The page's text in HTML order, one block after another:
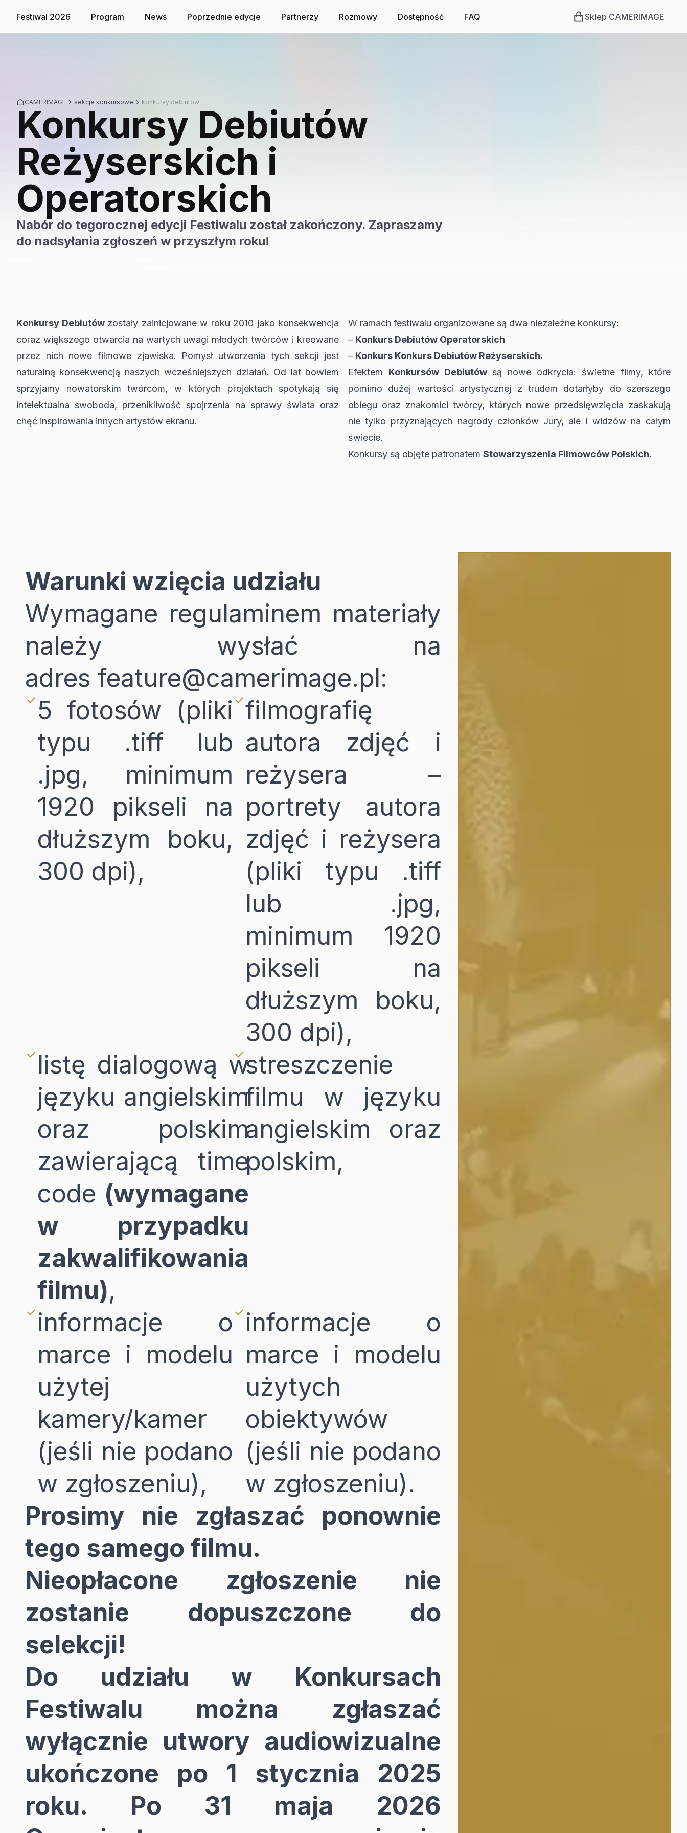
Festiwal 2026
Program News Poprzednie edycje Partnerzy Rozmowy Dostępność FAQ Sklep CAMERIMAGE
CAMERIMAGE sekcje konkursowe konkursy debiutow
Konkursy Debiutów
Reżyserskich i
Operatorskich
Nabór do tegorocznej edycji Festiwalu został zakończony. Zapraszamy
do nadsyłania zgłoszeń w przyszłym roku!
Konkursy Debiutów zostały zainicjowane w roku 2010 jako konsekwencja
coraz większego otwarcia na wartych uwagi młodych twórców i kreowane
przez nich nowe filmowe zjawiska. Pomysł utworzenia tych sekcji jest
naturalną konsekwencją naszych wcześniejszych działań. Od lat bowiem
sprzyjamy nowatorskim twórcom, w których projektach spotykają się
intelektualna swoboda, przenikliwość spojrzenia na sprawy świata oraz
chęć inspirowania innych artystów ekranu.
W ramach festiwalu organizowane są dwa niezależne konkursy:
– Konkurs Debiutów Operatorskich
– Konkurs Konkurs Debiutów Reżyserskich.
Efektem Konkursów Debiutów są nowe odkrycia: świetne filmy, które
pomimo dużej wartości artystycznej z trudem dotarłyby do szerszego
obiegu oraz znakomici twórcy, których nowe przedsięwzięcia zaskakują
nie tylko przyznających nagrody członków Jury, ale i widzów na całym
świecie.
Konkursy są objęte patronatem Stowarzyszenia Filmowców Polskich.
Warunki wzięcia udziału
Wymagane regulaminem materiały
należy wysłać na
adres feature@camerimage.pl:
5 fotosów (pliki
typu .tiff lub
.jpg, minimum
1920 pikseli na
dłuższym boku,
300 dpi),
filmografię
autora zdjęć i
reżysera –
portrety autora
zdjęć i reżysera
(pliki typu .tiff
lub .jpg,
minimum 1920
pikseli na
dłuższym boku,
300 dpi),
listę dialogową w
języku angielskim
oraz polskim
zawierającą time
code (wymagane
w przypadku
zakwalifikowania
filmu),
streszczenie
filmu w języku
angielskim oraz
polskim,
informacje o
marce i modelu
użytej
kamery/kamer
(jeśli nie podano
w zgłoszeniu),
informacje o
marce i modelu
użytych
obiektywów
(jeśli nie podano
w zgłoszeniu).
Prosimy nie zgłaszać ponownie
tego samego filmu.
Nieopłacone zgłoszenie nie
zostanie dopuszczone do
selekcji!
Do udziału w Konkursach
Festiwalu można zgłaszać
wyłącznie utwory audiowizualne
ukończone po 1 stycznia 2025
roku. Po 31 maja 2026